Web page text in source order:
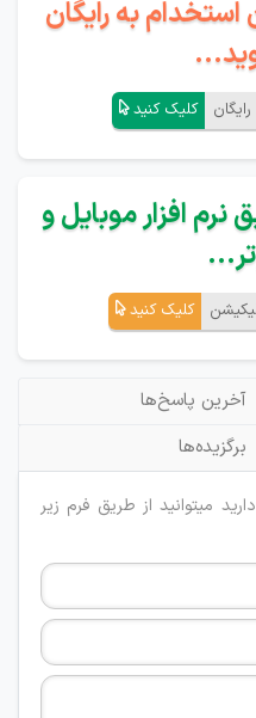
استخدام به رایگان
کلیک کنید
نرم افزار موبایل و
کلیک کنید
آخرین پاسخ‌ها
برگزیده‌ها
میتوانید از طریق فرم زیر